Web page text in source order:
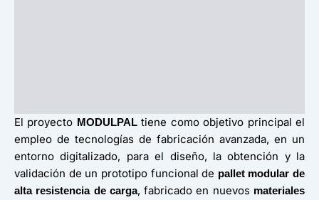
El proyecto MODULPALtiene como objetivo principal el
empleo de tecnologías de fabricación avanzada, en un
entorno digitalizado, para el diseño, la obtención y la
validación de un prototipo funcional de pallet modular de
alta resistencia de carga, fabricado en nuevos materiales